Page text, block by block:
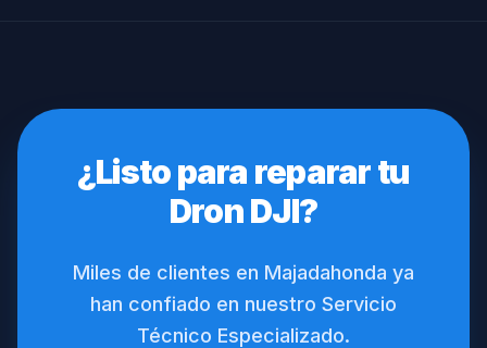
¿Listo para reparar tu
Dron DJI?
Miles de clientes en Majadahonda ya
han confiado en nuestro Servicio
Técnico Especializado.